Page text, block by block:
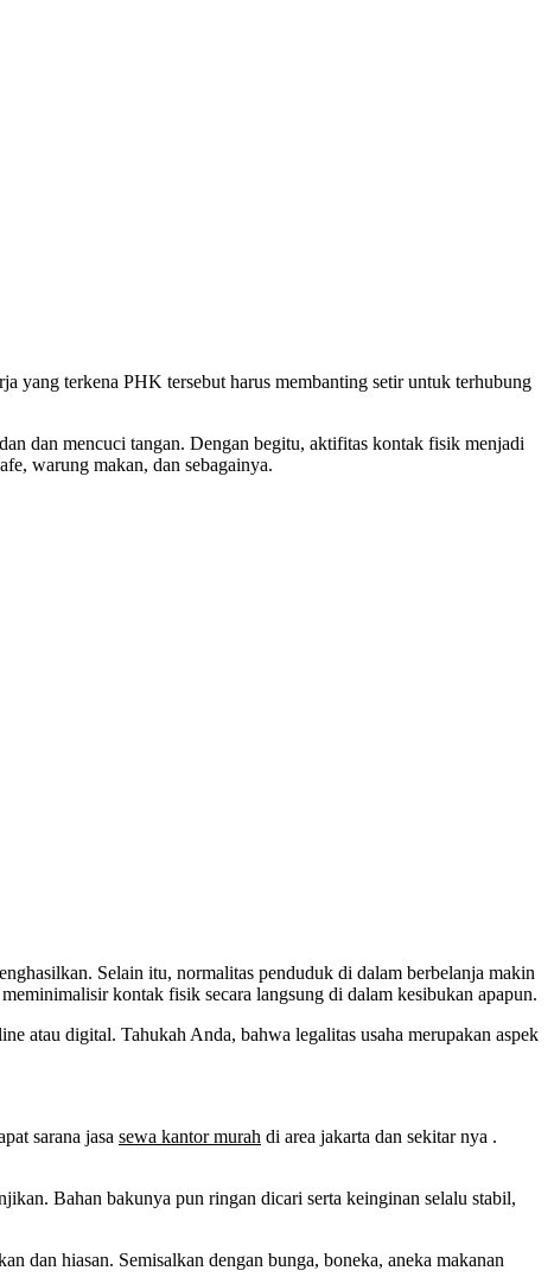
yang terkena PHK tersebut harus membanting setir untuk terhubung
dan mencuci tangan. Dengan begitu, aktifitas kontak fisik menjadi
warung makan, dan sebagainya.
Selain itu, normalitas penduduk di dalam berbelanja makin
kontak fisik secara langsung di dalam kesibukan apapun.
atau digital. Tahukah Anda, bahwa legalitas usaha merupakan aspek
sarana jasa sewa kantor murah di area jakarta dan sekitar nya .
Bahan bakunya pun ringan dicari serta keinginan selalu stabil,
dan hiasan. Semisalkan dengan bunga, boneka, aneka makanan